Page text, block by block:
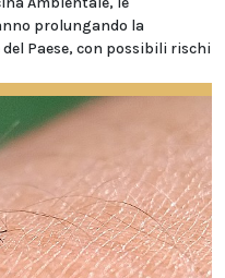
prolungando la
Paese, con possibili rischi